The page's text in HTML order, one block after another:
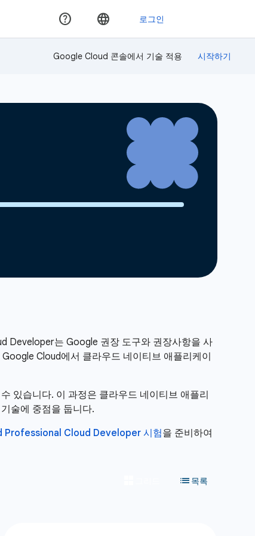
Google Cloud 콘솔에서 기술 적용
Developer는 Google 권장 도구와 권장사항을 사
Cloud에서 클라우드 네이티브 애플리케이
있습니다. 이 과정은 클라우드 네이티브 애플리
술에 중점을 둡니다.
Professional Cloud Developer 시험을 준비하여